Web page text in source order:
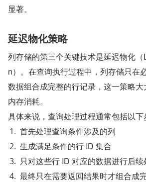
显著。
延迟物化策略
列存储的第三个关键技术是延迟物化
n）。在查询执行过程中，列存储只在
数据组合成完整的行记录，这一策略
内存消耗。
具体来说，查询处理过程通常包括以下
首先处理查询条件涉及的列
生成满足条件的行 ID 集合
只对这些行 ID 对应的数据进行后续
最终只在需要返回结果时才组合成